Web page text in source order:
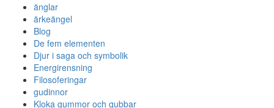
änglar
ärkeängel
Blog
De fem elementen
Djur i saga och symbolik
Energirensning
Filosoferingar
gudinnor
Kloka gummor och gubbar